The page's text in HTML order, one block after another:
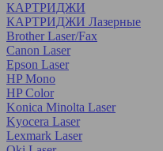
КАРТРИДЖИ
КАРТРИДЖИ Лазерные
Brother Laser/Fax
Canon Laser
Epson Laser
HP Mono
HP Color
Konica Minolta Laser
Kyocera Laser
Lexmark Laser